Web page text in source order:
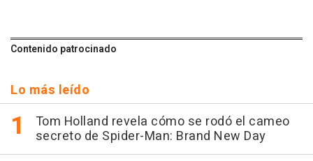
Contenido patrocinado
Lo más leído
Tom Holland revela cómo se rodó el cameo
secreto de Spider-Man: Brand New Day